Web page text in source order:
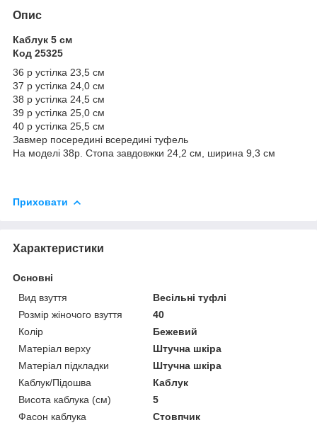
Опис
Каблук 5 см
Код 25325
36 р устілка 23,5 см
37 р устілка 24,0 см
38 р устілка 24,5 см
39 р устілка 25,0 см
40 р устілка 25,5 см
Завмер посередині всередині туфель
На моделі 38р. Стопа завдовжки 24,2 см, ширина 9,3 см
Приховати
Характеристики
Основні
Вид взуття
Весільні туфлі
Розмір жіночого взуття
40
Колір
Бежевий
Матеріал верху
Штучна шкіра
Матеріал підкладки
Штучна шкіра
Каблук/Підошва
Каблук
Висота каблука (см)
5
Фасон каблука
Стовпчик